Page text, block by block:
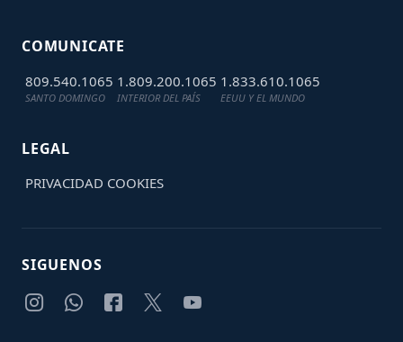
COMUNICATE
809.540.1065
SANTO DOMINGO
1.809.200.1065
INTERIOR DEL PAÍS
1.833.610.1065
EEUU Y EL MUNDO
LEGAL
PRIVACIDAD COOKIES
SIGUENOS